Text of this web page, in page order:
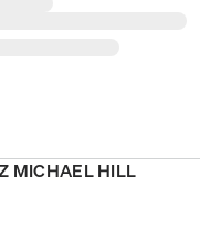
MICHAEL HILL